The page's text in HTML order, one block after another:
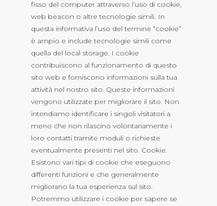
fisso del computer attraverso l’uso di cookie,
web beacon o altre tecnologie simili. In
questa informativa l’uso del termine “cookie”
è ampio e include tecnologie simili come
quella del local storage. I cookie
contribuiscono al funzionamento di questo
sito web e forniscono informazioni sulla tua
attività nel nostro sito. Queste informazioni
vengono utilizzate per migliorare il sito. Non
intendiamo identificare i singoli visitatori a
meno che non rilascino volontariamente i
loro contatti tramite moduli o richieste
eventualmente presenti nel sito. Cookie.
Esistono vari tipi di cookie che eseguono
differenti funzioni e che generalmente
migliorano la tua esperienza sul sito.
Potremmo utilizzare i cookie per sapere se